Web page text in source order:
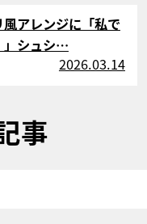
アレンジに「私で
」シュシ…
2026.03.14
事